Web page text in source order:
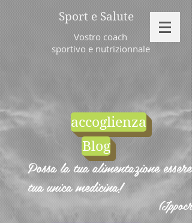
Sport e Salute
Vostro coach
sportivo e nutrizionnale
accoglienza
Blog
Possa la tua alimentazione essere
tua unica medicina!